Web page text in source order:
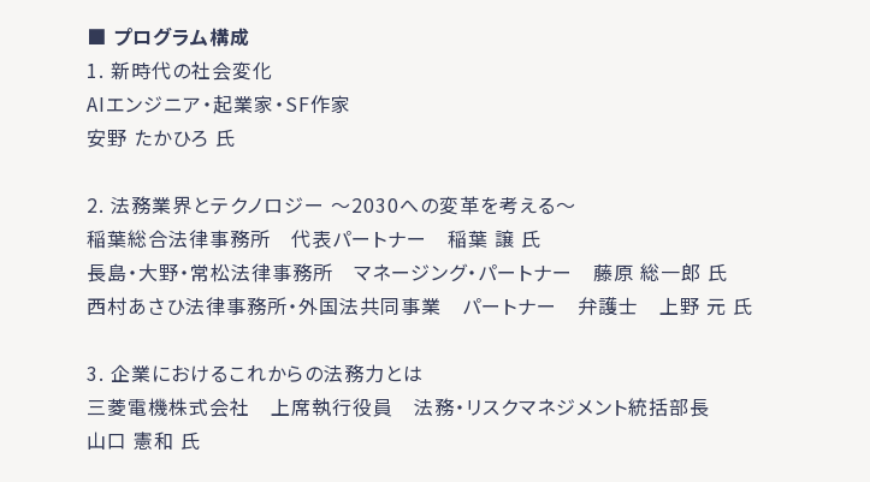
■ プログラム構成
1. 新時代の社会変化
AIエンジニア・起業家・SF作家
安野 たかひろ 氏
2. 法務業界とテクノロジー ～2030への変革を考える～
稲葉総合法律事務所 代表パートナー 稲葉 譲 氏
長島・大野・常松法律事務所 マネージング・パートナー 藤原 総一郎 氏
西村あさひ法律事務所・外国法共同事業 パートナー 弁護士 上野 元 氏
3. 企業におけるこれからの法務力とは
三菱電機株式会社 上席執行役員 法務・リスクマネジメント統括部長
山口 憲和 氏